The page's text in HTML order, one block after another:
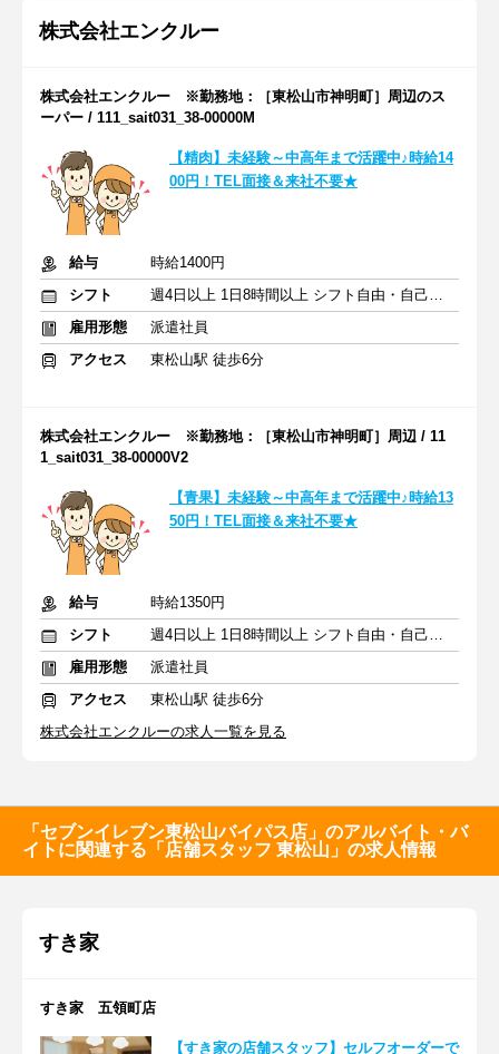
株式会社エンクルー
株式会社エンクルー ※勤務地：［東松山市神明町］周辺のス
ーパー / 111_sait031_38-00000M
【精肉】未経験～中高年まで活躍中♪時給14
00円！TEL面接＆来社不要★
給与
時給1400円
シフト
週4日以上 1日8時間以上 シフト自由・自己申告
雇用形態
派遣社員
アクセス
東松山駅 徒歩6分
株式会社エンクルー ※勤務地：［東松山市神明町］周辺 / 11
1_sait031_38-00000V2
【青果】未経験～中高年まで活躍中♪時給13
50円！TEL面接＆来社不要★
給与
時給1350円
シフト
週4日以上 1日8時間以上 シフト自由・自己申告
雇用形態
派遣社員
アクセス
東松山駅 徒歩6分
株式会社エンクルーの求人一覧を見る
「セブンイレブン東松山バイパス店」のアルバイト・バ
イトに関連する「店舗スタッフ 東松山」の求人情報
すき家
すき家 五領町店
【すき家の店舗スタッフ】セルフオーダーで